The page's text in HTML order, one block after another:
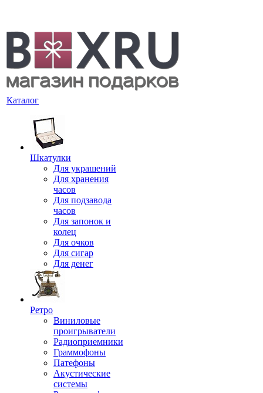
Каталог
Шкатулки
Для украшений
Для хранения
часов
Для подзавода
часов
Для запонок и
колец
Для очков
Для сигар
Для денег
Ретро
Виниловые
проигрыватели
Радиоприемники
Граммофоны
Патефоны
Акустические
системы